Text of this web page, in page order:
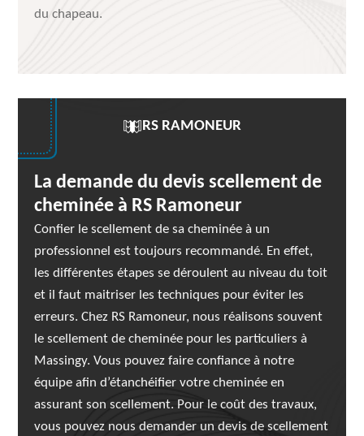
du chapeau.
RS RAMONEUR
La demande du devis scellement de
cheminée à RS Ramoneur
Confier le scellement de sa cheminée à un
professionnel est toujours recommandé. En effet,
les différentes étapes se déroulent au niveau du toit
et il faut maitriser les techniques pour éviter les
erreurs. Chez RS Ramoneur, nous réalisons souvent
le scellement de cheminée pour les particuliers à
Massingy. Vous pouvez faire confiance à notre
équipe afin d’étanchéifier votre cheminée en
assurant son scellement. Pour le coût des travaux,
vous pouvez nous demander un devis de scellement